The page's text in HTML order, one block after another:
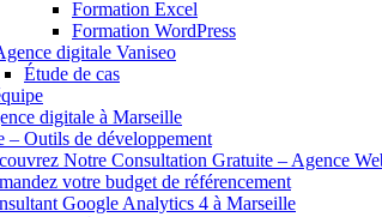
Formation Excel
Formation WordPress
digitale Vaniseo
Étude de cas
digitale à Marseille
– Outils de développement
Notre Consultation Gratuite – Agence
votre budget de référencement
Google Analytics 4 à Marseille